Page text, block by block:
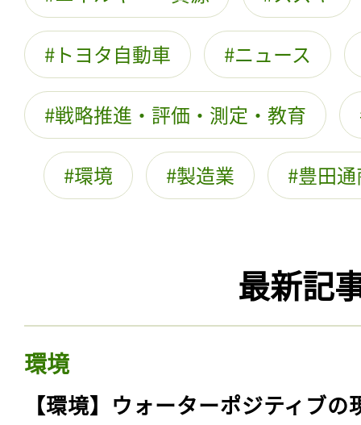
トヨタ自動車 ニュース
戦略推進・評価・測定・教育
環境 製造業 豊田
最新記
環境
【環境】ウォーターポジティブの